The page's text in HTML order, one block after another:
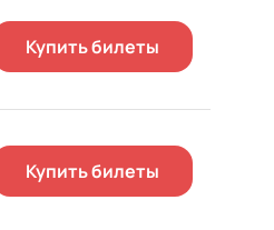
Купить билеты
Купить билеты